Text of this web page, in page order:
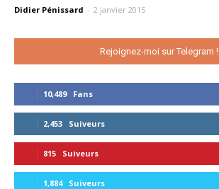
Didier Pénissard - 2 janvier 2015
Rejoignez-moi sur Telegram !
10,489 Fans
2,453 Suiveurs
815 Suiveurs
1,884 Suiveurs